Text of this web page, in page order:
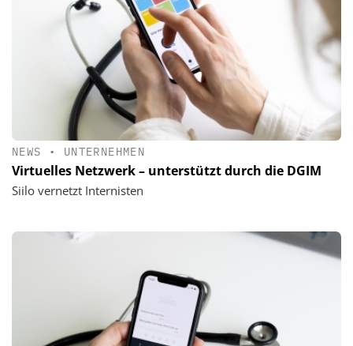
NEWS • UNTERNEHMEN
Virtuelles Netzwerk – unterstützt durch die DGIM
Siilo vernetzt Internisten